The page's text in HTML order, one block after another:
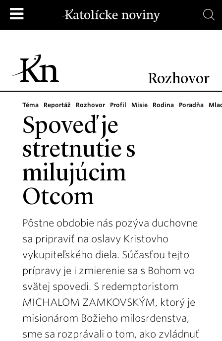
Rozhovor
Téma Reportáž Rozhovor Profil Misie Rodina Poradňa
Spoveď je
stretnutie s
milujúcim
Otcom
Pôstne obdobie nás pozýva duchovne
sa pripraviť na oslavy Kristovho
vykupiteľského diela. Súčasťou tejto
prípravy je i zmierenie sa s Bohom vo
svätej spovedi. S redemptoristom
MICHALOM ZAMKOVSKÝM, ktorý je
misionárom Božieho milosrdenstva,
sme sa rozprávali o tom, ako zvládnuť